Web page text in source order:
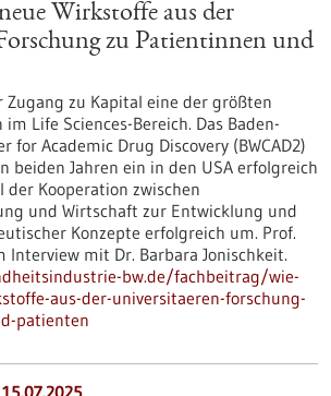
Wirkstoffe aus der
zu Patientinnen und
Zugang zu Kapital eine der größten
Life Sciences-Bereich. Das Baden-
for Academic Drug Discovery (BWCAD2)
beiden Jahren ein in den USA erfolgreich
Kooperation zwischen
und Wirtschaft zur Entwicklung und
Konzepte erfolgreich um. Prof.
Interview mit Dr. Barbara Jonischkeit.
bw.de/fachbeitrag/wie-
aus-der-universitaeren-forschung-
patienten